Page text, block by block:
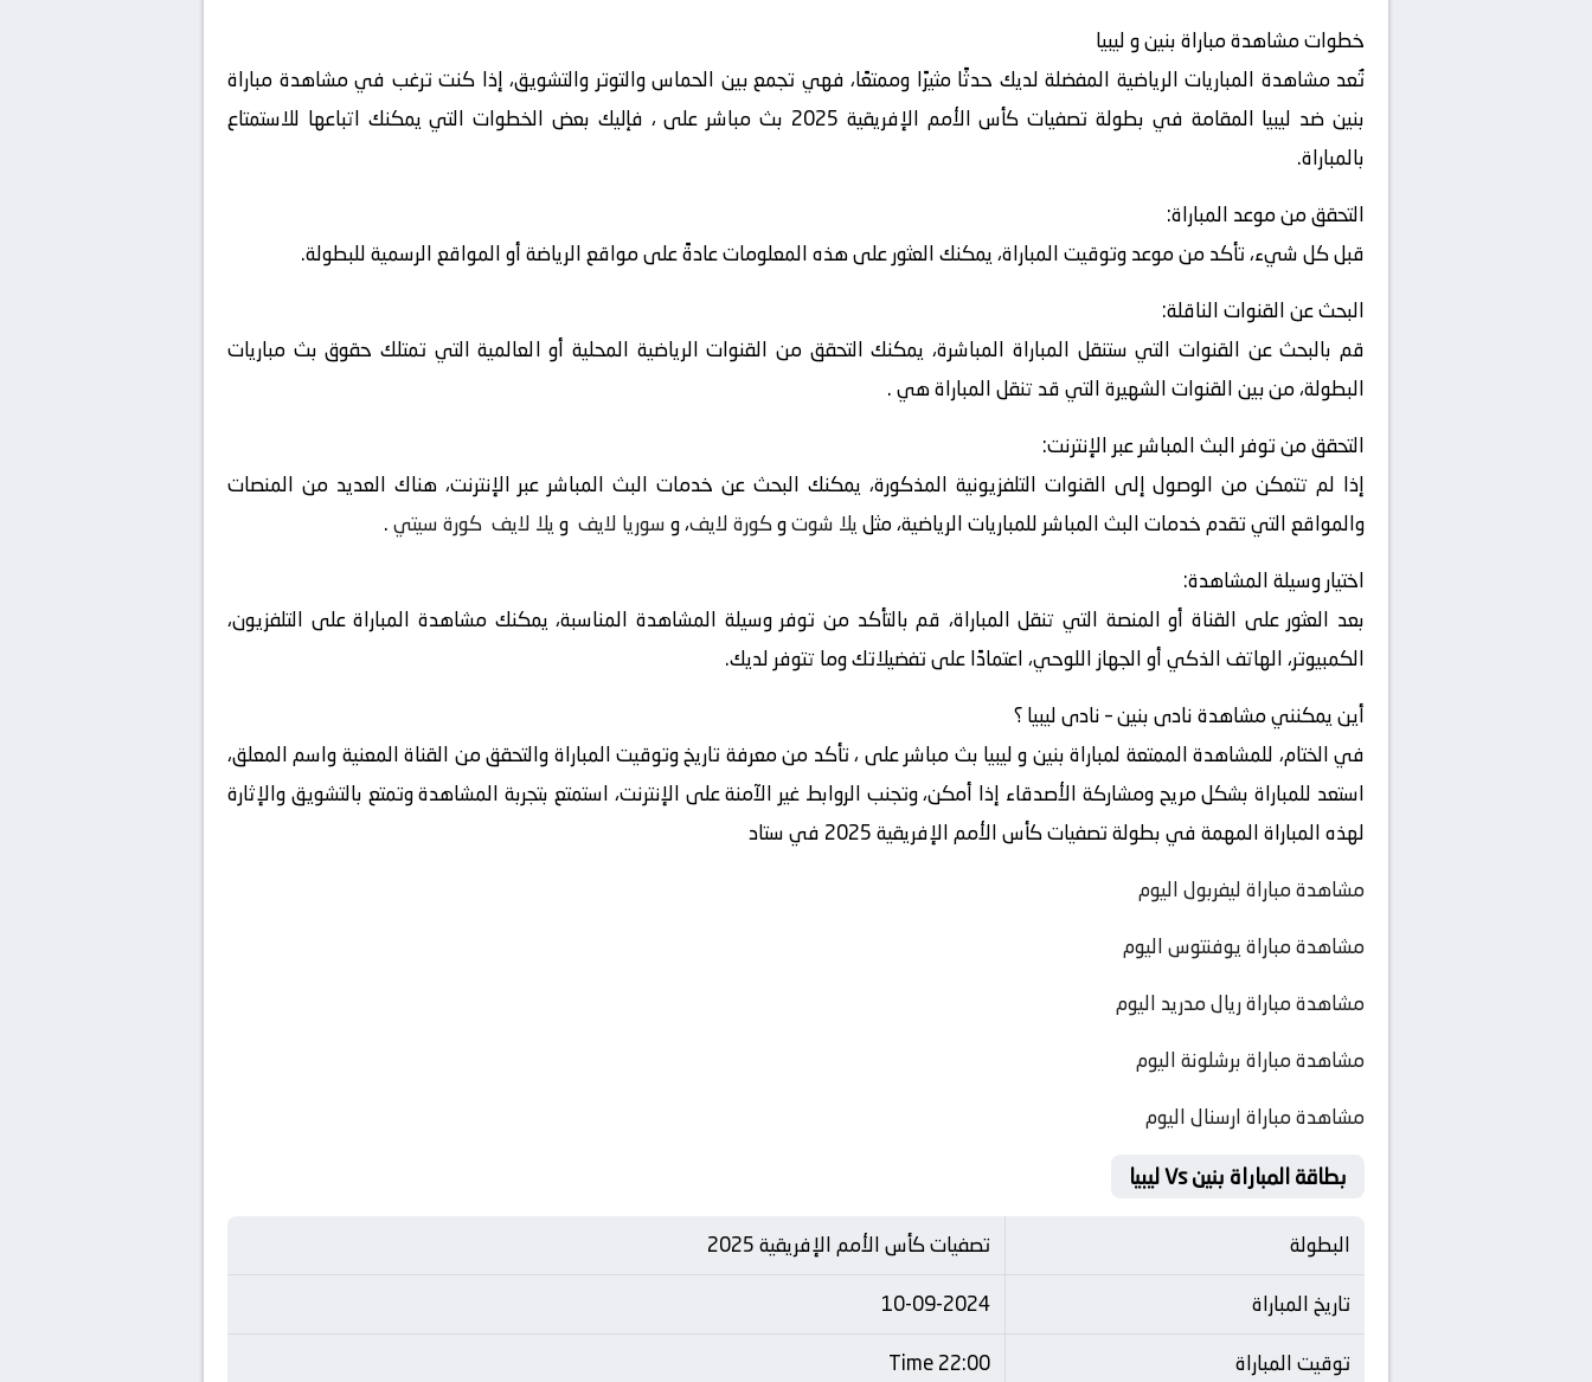
خطوات مشاهدة مباراة بنين و ليبيا
تُعد مشاهدة المباريات الرياضية المفضلة لديك حدثًا مثيرًا وممتعًا، فهي تجمع بين الحماس والتوتر والتشويق، إذا كنت ترغب في مشاهدة مباراة
بنين ضد ليبيا المقامة في بطولة تصفيات كأس الأمم الإفريقية 2025 بث مباشر على ، فإليك بعض الخطوات التي يمكنك اتباعها للاستمتاع
بالمباراة.
التحقق من موعد المباراة:
قبل كل شيء، تأكد من موعد وتوقيت المباراة، يمكنك العثور على هذه المعلومات عادةً على مواقع الرياضة أو المواقع الرسمية للبطولة.
البحث عن القنوات الناقلة:
قم بالبحث عن القنوات التي ستنقل المباراة المباشرة، يمكنك التحقق من القنوات الرياضية المحلية أو العالمية التي تمتلك حقوق بث مباريات
البطولة، من بين القنوات الشهيرة التي قد تنقل المباراة هي .
التحقق من توفر البث المباشر عبر الإنترنت:
إذا لم تتمكن من الوصول إلى القنوات التلفزيونية المذكورة، يمكنك البحث عن خدمات البث المباشر عبر الإنترنت، هناك العديد من المنصات
والمواقع التي تقدم خدمات البث المباشر للمباريات الرياضية، مثليلا شوتوكورة لايف، وسوريا لايف ويلا لايف كورة سيتي.
اختيار وسيلة المشاهدة:
بعد العثور على القناة أو المنصة التي تنقل المباراة، قم بالتأكد من توفر وسيلة المشاهدة المناسبة، يمكنك مشاهدة المباراة على التلفزيون،
الكمبيوتر، الهاتف الذكي أو الجهاز اللوحي، اعتمادًا على تفضيلاتك وما تتوفر لديك.
أين يمكنني مشاهدة ‎نادى بنين – نادى ليبيا ؟
في الختام، للمشاهدة الممتعة لمباراة بنين و ليبيا بث مباشر على ، تأكد من معرفة تاريخ وتوقيت المباراة والتحقق من القناة المعنية واسم المعلق،
استعد للمباراة بشكل مريح ومشاركة الأصدقاء إذا أمكن، وتجنب الروابط غير الآمنة على الإنترنت، استمتع بتجربة المشاهدة وتمتع بالتشويق والإثارة
لهذه المباراة المهمة في بطولة تصفيات كأس الأمم الإفريقية 2025 في ستاد
مشاهدة مباراة ليفربول اليوم
مشاهدة مباراة يوفنتوس اليوم
مشاهدة مباراة ريال مدريد اليوم
مشاهدة مباراة برشلونة اليوم
مشاهدة مباراة ارسنال اليوم
بطاقة المباراة بنين Vs ليبيا
البطولة
تصفيات كأس الأمم الإفريقية 2025
تاريخ المباراة
10-09-2024
توقيت المباراة
22:00 Time